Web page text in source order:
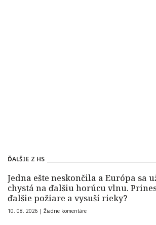
ĎALŠIE Z HS
Jedna ešte neskončila a Európa sa
chystá na ďalšiu horúcu vlnu.
ďalšie požiare a vysuší rieky?
10. 08. 2026 | Žiadne komentáre